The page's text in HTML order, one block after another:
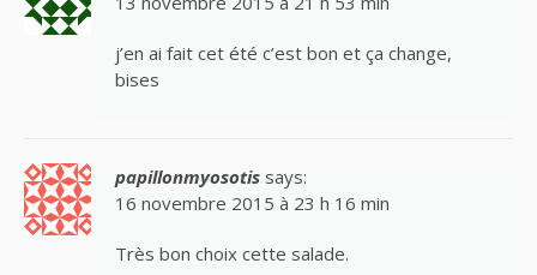
j’en ai fait cet été c’est bon et ça change,
bises
papillonmyosotis says:
16 novembre 2015 à 23 h 16 min
Très bon choix cette salade.